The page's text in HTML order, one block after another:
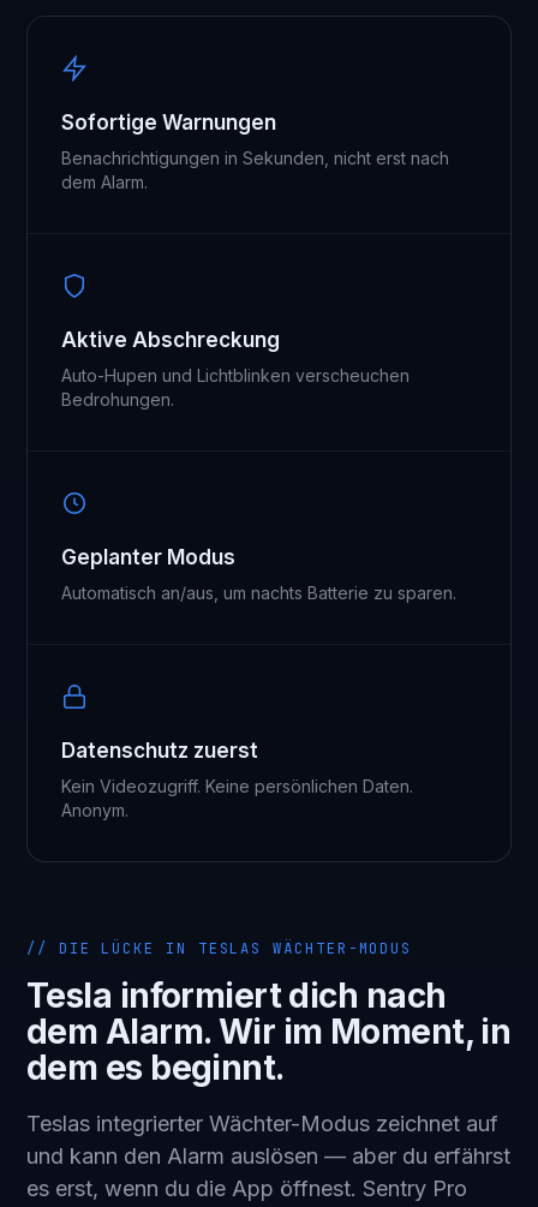
Sofortige Warnungen
Benachrichtigungen in Sekunden, nicht erst nach
dem Alarm.
Aktive Abschreckung
Auto-Hupen und Lichtblinken verscheuchen
Bedrohungen.
Geplanter Modus
Automatisch an/aus, um nachts Batterie zu sparen.
Datenschutz zuerst
Kein Videozugriff. Keine persönlichen Daten.
Anonym.
// DIE LÜCKE IN TESLAS WÄCHTER-MODUS
Tesla informiert dich nach
dem Alarm. Wir im Moment, in
dem es beginnt.
Teslas integrierter Wächter-Modus zeichnet auf
und kann den Alarm auslösen — aber du erfährst
es erst, wenn du die App öffnest. Sentry Pro